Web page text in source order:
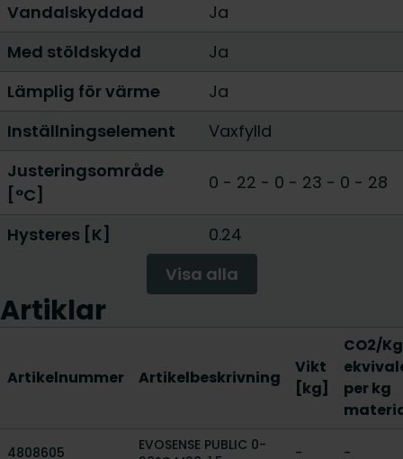
Vandalskyddad
Ja
Med stöldskydd
Ja
Lämplig för värme
Ja
Inställningselement
Vaxfylld
Justeringsområde
[°C]
0 - 22 - 0 - 23 - 0 - 28
Hysteres [K]
0.24
Visa alla
Artiklar
Artikelnummer Artikelbeskrivning
Vikt
[kg]
CO2/Kg
per kg
4808605
EVOSENSE PUBLIC 0-
- -